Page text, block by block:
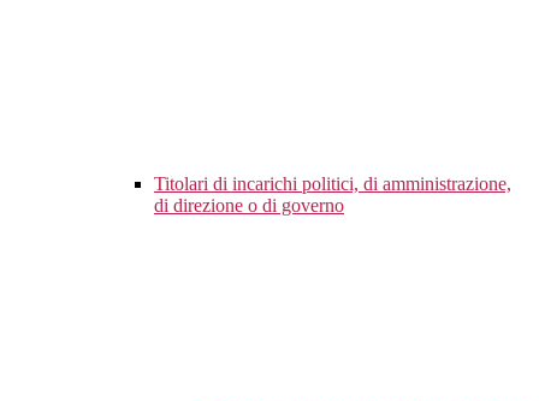
Titolari di incarichi politici, di amministrazione,
di direzione o di governo